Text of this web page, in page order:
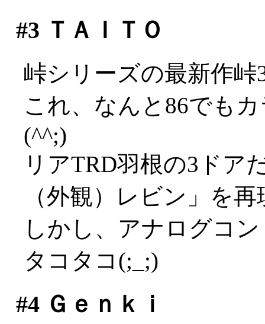
#3 ＴＡＩＴＯ
峠シリーズの最新作峠
これ、なんと86でも
(^^;)
リアTRD羽根の3ドア
（外観）レビン」を再
しかし、アナログコ
タコタコ(;_;)
#4Ｇｅｎｋｉ